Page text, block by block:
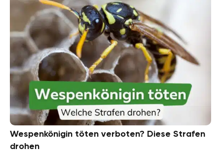
Wespenkönigin töten verboten? Diese Strafen
drohen